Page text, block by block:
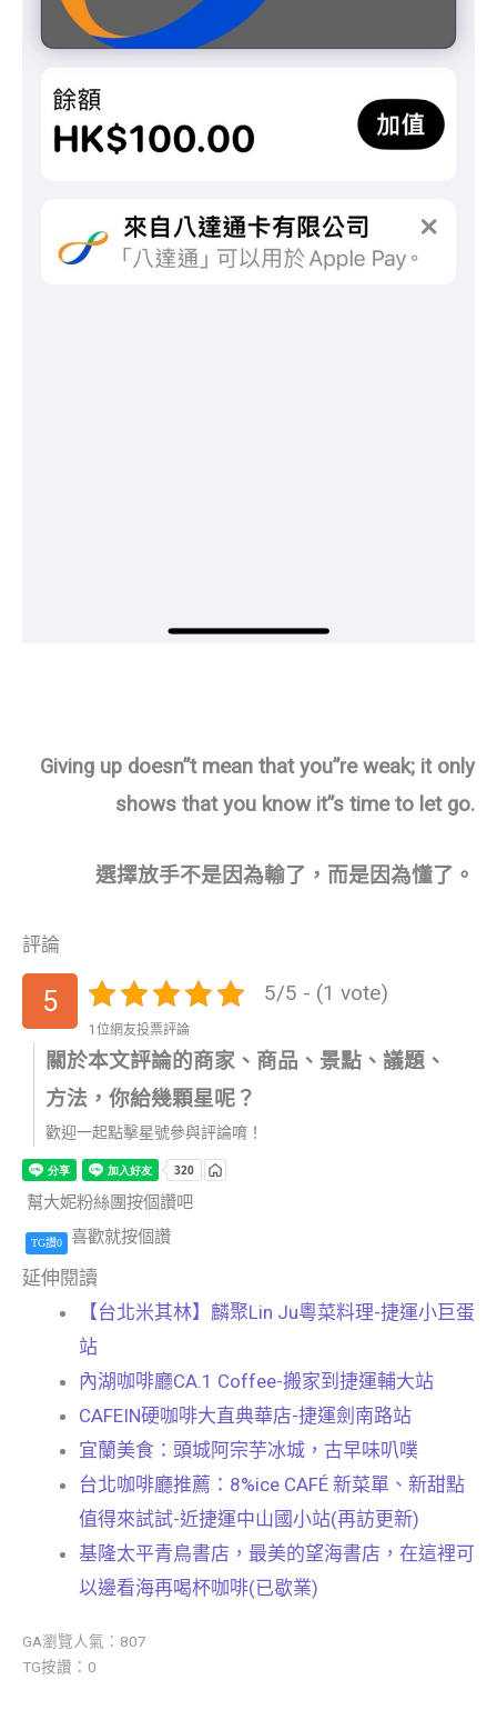
Giving up doesn”t mean that you”re weak; it only
shows that you know it”s time to let go.
選擇放手不是因為輸了，而是因為懂了。
評論
5 5/5 - (1 vote)
1位網友投票評論
關於本文評論的商家、商品、景點、議題、
方法，你給幾顆星呢？
歡迎一起點擊星號參與評論唷！
幫大妮粉絲團按個讚吧
TG讚0 喜歡就按個讚
延伸閱讀
【台北米其林】麟聚Lin Ju粵菜料理-捷運小巨蛋
站
內湖咖啡廳CA.1 Coffee-搬家到捷運輔大站
CAFEIN硬咖啡大直典華店-捷運劍南路站
宜蘭美食：頭城阿宗芋冰城，古早味叭噗
台北咖啡廳推薦：8%ice CAFÉ 新菜單、新甜點
值得來試試-近捷運中山國小站(再訪更新)
基隆太平青鳥書店，最美的望海書店，在這裡可
以邊看海再喝杯咖啡(已歇業)
GA瀏覽人氣：807
TG按讚：0